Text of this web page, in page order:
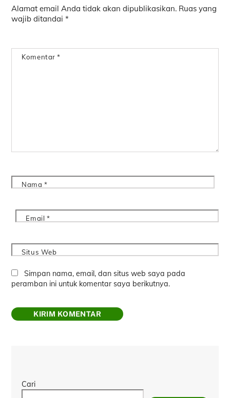
Alamat email Anda tidak akan dipublikasikan. Ruas yang
wajib ditandai*
Komentar*
Nama*
Email *
Situs Web
Simpan nama, email, dan situs web saya pada
peramban ini untuk komentar saya berikutnya.
Cari